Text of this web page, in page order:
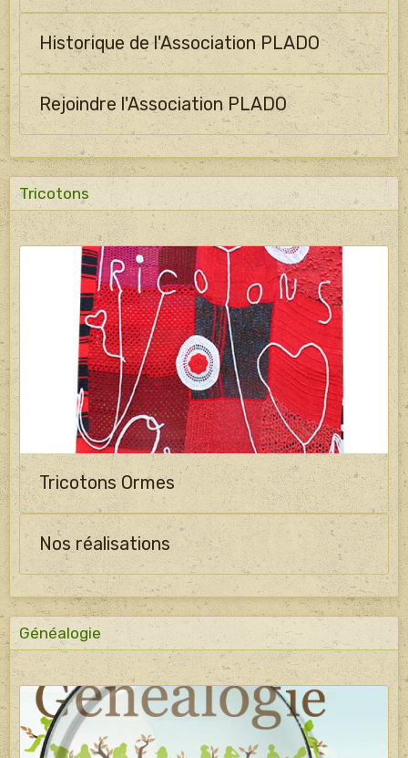
Historique de l'Association PLADO
Rejoindre l'Association PLADO
Tricotons
Tricotons Ormes
Nos réalisations
Généalogie